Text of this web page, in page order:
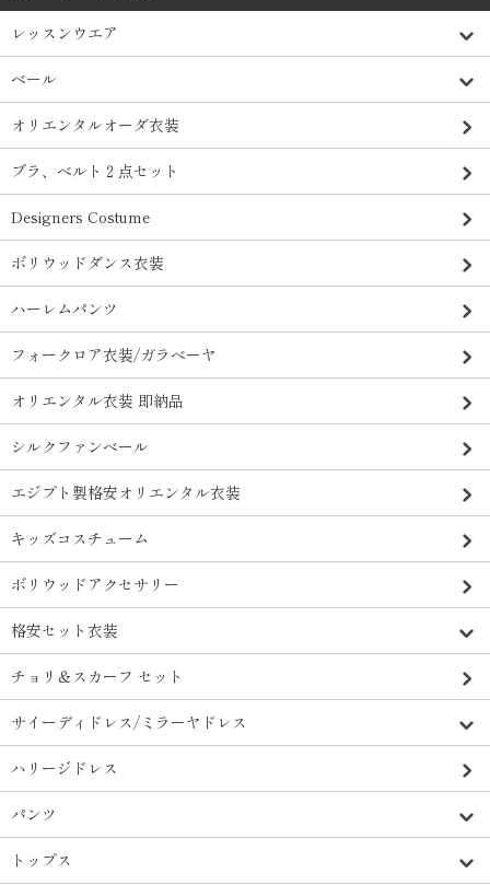
レッスンウエア
ベール
オリエンタルオーダ衣装
ブラ、ベルト２点セット
Designers Costume
ボリウッドダンス衣装
ハーレムパンツ
フォークロア衣装/ガラベーヤ
オリエンタル衣装 即納品
シルクファンベール
エジプト製格安オリエンタル衣装
キッズコスチューム
ボリウッドアクセサリー
格安セット衣装
チョリ＆スカーフ セット
サイーディドレス/ミラーヤドレス
ハリージドレス
パンツ
トップス